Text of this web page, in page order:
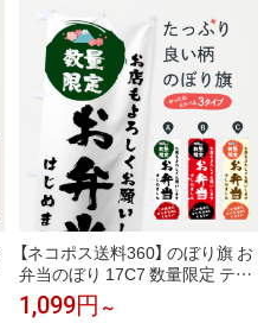
エコバック 手提げバック 巾
着バック お弁当袋 子供 大
人 かわいい SNOOPY
【ネコポス送料360】 のぼり旗 お
弁当のぼり 17C7 数量限定 テイ
クアウト グッズプロ 【名入れで
きます+1017円】
1,099円 ～